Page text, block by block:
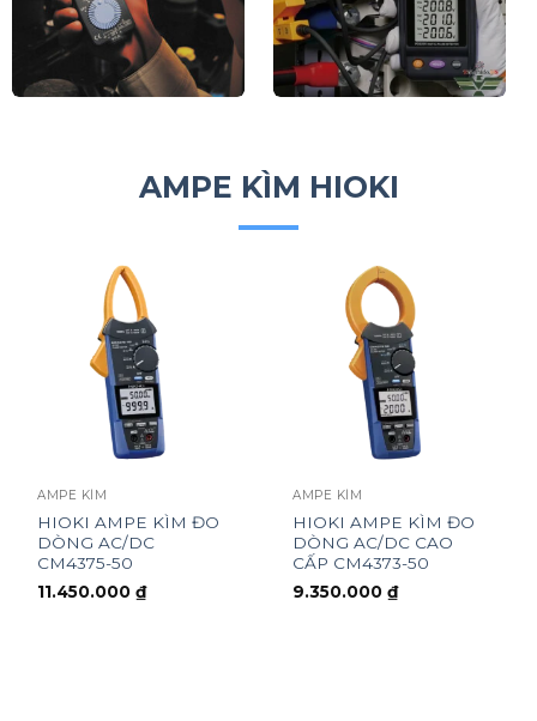
AMPE KÌM HIOKI
AMPE KÌM
HIOKI AMPE KÌM ĐO
DÒNG AC/DC
CM4375-50
11.450.000₫
AMPE KÌM
HIOKI AMPE KÌM ĐO
DÒNG AC/DC CAO
CẤP CM4373-50
9.350.000₫